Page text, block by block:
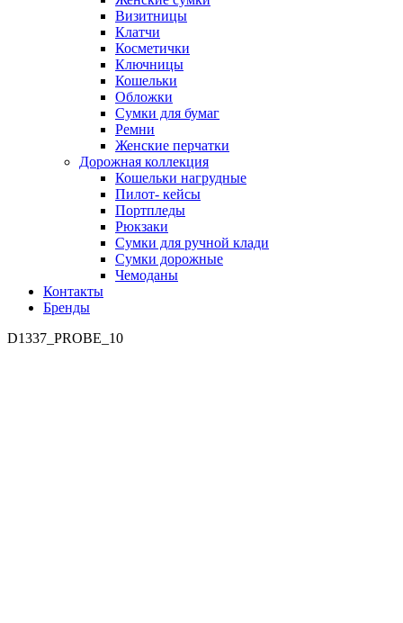
Визитницы
Клатчи
Косметички
Ключницы
Кошельки
Обложки
Сумки для бумаг
Ремни
Женские перчатки
Дорожная коллекция
Кошельки нагрудные
Пилот- кейсы
Портпледы
Рюкзаки
Сумки для ручной клади
Сумки дорожные
Чемоданы
Контакты
Бренды